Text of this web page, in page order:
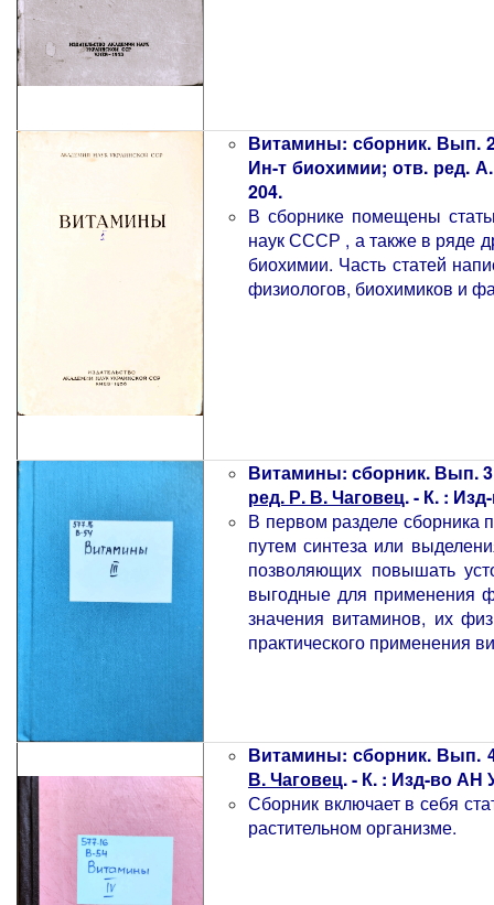
Витамины: сборник. Вып.
Ин-т биохимии; отв. ред.
204.
В сборнике помещены
наук СССР , а также в ряде
биохимии. Часть статей
физиологов, биохимиков и
Витамины: сборник. Вып.
ред. Р. В. Чаговец. - К. :
В первом разделе сборника
путем синтеза или
позволяющих повышать
выгодные для применения
значения витаминов, их
практического применения
Витамины: сборник. Вып.
В. Чаговец. - К. : Изд-во АН
Сборник включает в себя
растительном организме.